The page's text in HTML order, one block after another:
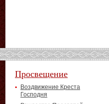
Просвещение
Воздвижение Креста
Господня